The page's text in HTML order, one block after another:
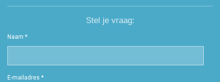
Stel je vraag:
Naam *
E-mailadres *